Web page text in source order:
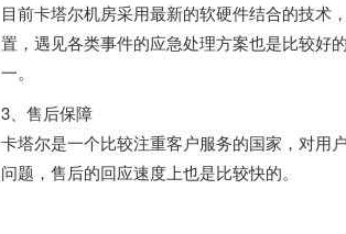
目前卡塔尔机房采用最新的软硬件结合的技术
置，遇见各类事件的应急处理方案也是比较好
一。
3、售后保障
卡塔尔是一个比较注重客户服务的国家，对用
问题，售后的回应速度上也是比较快的。